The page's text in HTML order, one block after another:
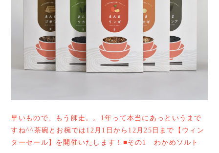
早いもので、もう師走。。1年って本当にあっというまで
すね^^茶碗とお椀では12月1日から12月25日まで【ウィン
ターセール】を開催いたします！■その1 わかめソルト